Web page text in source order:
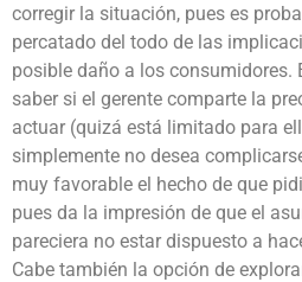
corregir la situación, pues es
percatado del todo de las
posible daño a los consumidores.
saber si el gerente comparte la
actuar (quizá está limitado para
simplemente no desea
muy favorable el hecho de que
pues da la impresión de que el
pareciera no estar dispuesto a
Cabe también la opción de